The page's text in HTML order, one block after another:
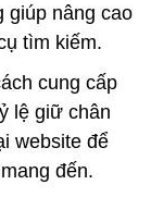
giúp nâng cao
tìm kiếm.
cung cấp
lệ giữ chân
website để
đến.